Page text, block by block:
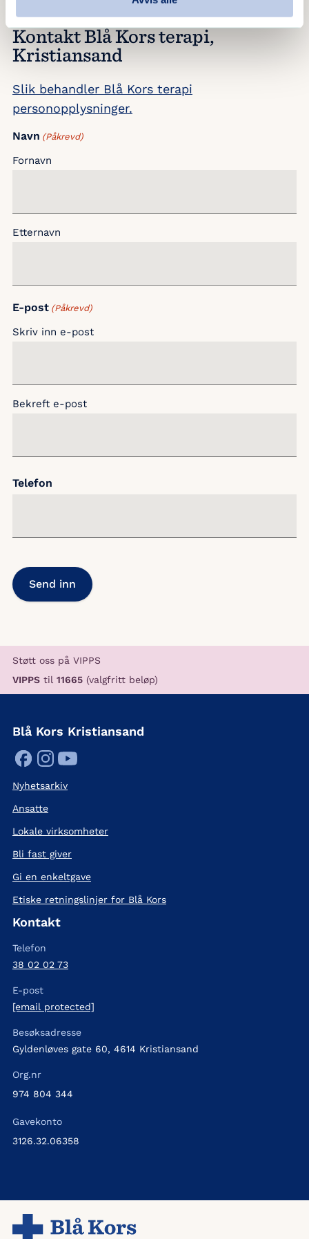
Kontakt Blå Kors terapi,
Kristiansand
Slik behandler Blå Kors terapi
personopplysninger.
Navn (Påkrevd)
Fornavn
Etternavn
E-post (Påkrevd)
Skriv inn e-post
Bekreft e-post
Telefon
Støtt oss på VIPPS
VIPPS til 11665 (valgfritt beløp)
Blå Kors Kristiansand
Nyhetsarkiv
Ansatte
Lokale virksomheter
Bli fast giver
Gi en enkeltgave
Etiske retningslinjer for Blå Kors
Kontakt
Telefon
38 02 02 73
E-post
[email protected]
Besøksadresse
Gyldenløves gate 60, 4614 Kristiansand
Org.nr
974 804 344
Gavekonto
3126.32.06358